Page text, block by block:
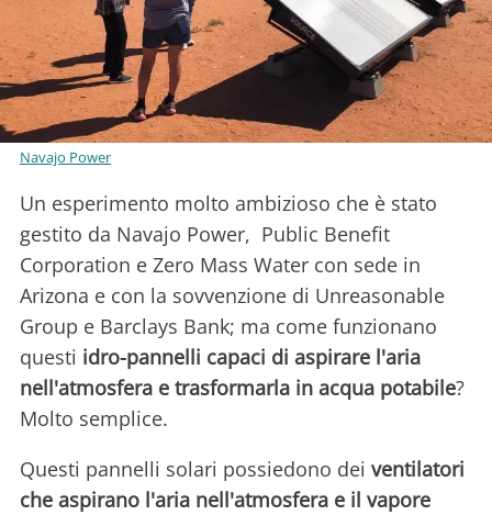
Navajo Power
Un esperimento molto ambizioso che è stato
gestito da Navajo Power, Public Benefit
Corporation e Zero Mass Water con sede in
Arizona e con la sovvenzione di Unreasonable
Group e Barclays Bank; ma come funzionano
questi idro-pannelli capaci di aspirare l'aria
nell'atmosfera e trasformarla in acqua potabile?
Molto semplice.
Questi pannelli solari possiedono dei ventilatori
che aspirano l'aria nell'atmosfera e il vapore